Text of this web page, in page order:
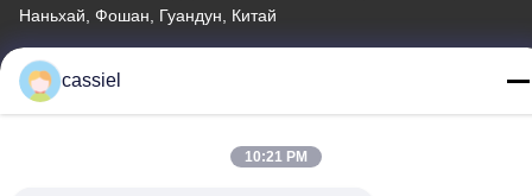
Наньхай, Фошан, Гуандун, Китай
Телефон
86-139-2915-0962
cassiel
10:21 PM